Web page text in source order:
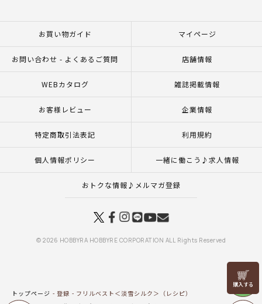
リリヤン
フェア
お買い物ガイド マイページ
お問い合わせ - よくあるご質問 店舗情報
WEBカタログ 雑誌掲載情報
お客様レビュー 企業情報
特定商取引法表記 利用規約
個人情報ポリシー 一緒に働こう♪求人情報
おトクな情報♪メルマガ登録
© 2026 HOBBYRA HOBBYRE CORPORATION ALL Rights Reserved
トップページ 登録
フリルベスト＜淡雪シルク＞（レシピ）